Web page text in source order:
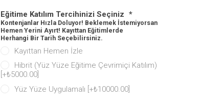
Eğitime Katılım Tercihinizi Seçiniz *
Kontenjanlar Hızla Doluyor! Beklemek İstemiyorsan
Hemen Yerini Ayırt! Kayıttan Eğitimlerde
Herhangi Bir Tarih Seçebilirsiniz.
Kayıttan Hemen İzle
Hibrit (Yüz Yüze Eğitime Çevrimiçi Katılım)
[+₺5000.00]
Yüz Yüze Uygulamalı [+₺10000.00]